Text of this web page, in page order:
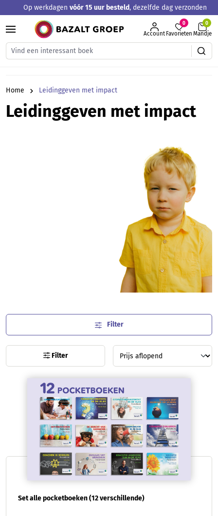
Op werkdagen vóór 15 uur besteld, dezelfde dag verzonden
Account Favorieten Mandje
0
Home Leidinggeven met impact
Leidinggeven met impact
Filter
Filter
Set alle pocketboeken (12 verschillende)